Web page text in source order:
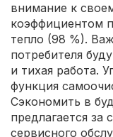
внимание к
коэффициентом
тепло (98 %).
потребителя
и тихая работа.
функция
Сэкономить в
предлагается за
сервисного